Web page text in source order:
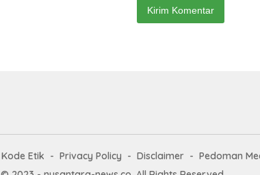
Kode Etik Privacy Policy Disclaimer
Pedoman